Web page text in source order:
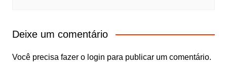
Deixe um comentário
Você precisa fazer o login para publicar um comentário.